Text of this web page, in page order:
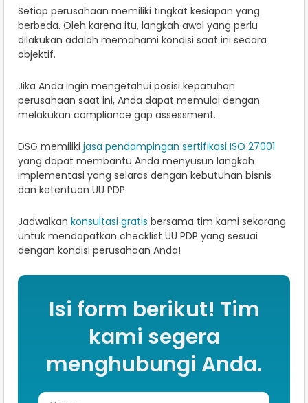
Setiap perusahaan memiliki tingkat kesiapan yang
berbeda. Oleh karena itu, langkah awal yang perlu
dilakukan adalah memahami kondisi saat ini secara
objektif.
Jika Anda ingin mengetahui posisi kepatuhan
perusahaan saat ini, Anda dapat memulai dengan
melakukan compliance gap assessment.
DSG memiliki jasa pendampingan sertifikasi ISO 27001
yang dapat membantu Anda menyusun langkah
implementasi yang selaras dengan kebutuhan bisnis
dan ketentuan UU PDP.
Jadwalkan konsultasi gratis bersama tim kami sekarang
untuk mendapatkan checklist UU PDP yang sesuai
dengan kondisi perusahaan Anda!
Isi form berikut! Tim
kami segera
menghubungi Anda.